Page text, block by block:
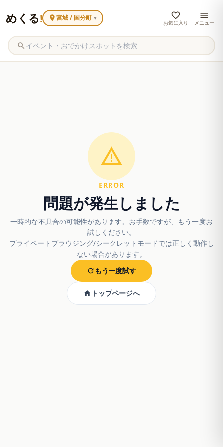
めくる! 宮城 / 国分町 ▼
お気に入り メニュー
ERROR
問題が発生しました
一時的な不具合の可能性があります。お手数ですが、もう一度お
試しください。
プライベートブラウジング/シークレットモードでは正しく動作し
ない場合があります。
もう一度試す
トップページへ